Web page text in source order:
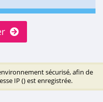
sécurisé, afin de
IP () est enregistrée.